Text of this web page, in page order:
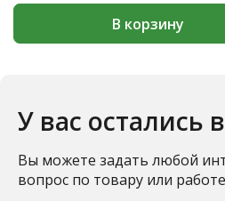
В корзину
У вас остались
Вы можете задать любой
вопрос по товару или